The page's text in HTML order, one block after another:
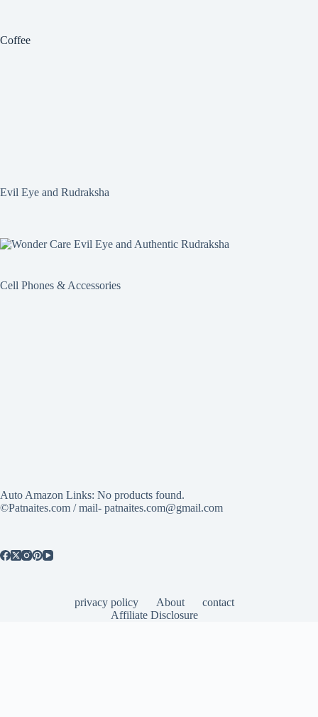
Coffee
Evil Eye and Rudraksha
Cell Phones & Accessories
Auto Amazon Links: No products found.
©Patnaites.com / mail- patnaites.com@gmail.com
privacy policy About
contact
Affiliate Disclosure